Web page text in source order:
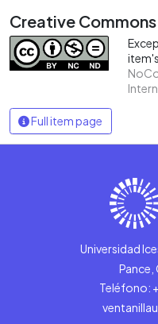
Creative
Full item page
Universidad
Pance,
Teléfono: